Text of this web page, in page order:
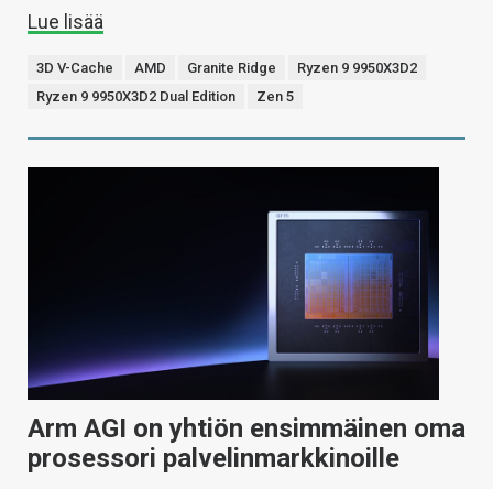
Lue lisää
3D V-Cache AMD Granite Ridge
Ryzen 9 9950X3D2
Ryzen 9 9950X3D2 Dual Edition
Zen 5
Arm AGI on yhtiön ensimmäinen oma
prosessori palvelinmarkkinoille